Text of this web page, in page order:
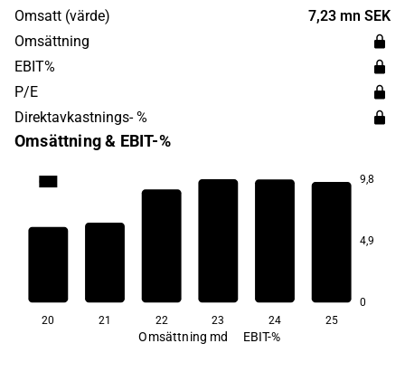
Omsatt (värde)
7,23 mn SEK
Omsättning
EBIT%
P/E
Direktavkastnings- %
Omsättning & EBIT-%
9,8
4,9
0
20 21 22 23 24 25
Omsättning md EBIT-%